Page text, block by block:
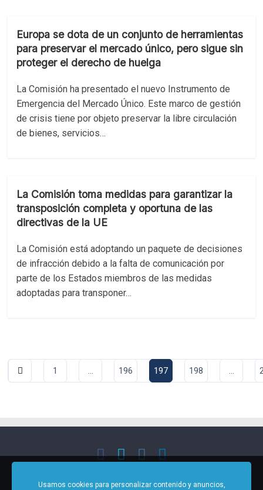
Europa se dota de un conjunto de herramientas
para preservar el mercado único, pero sigue sin
proteger el derecho de huelga
La Comisión ha presentado el nuevo Instrumento de
Emergencia del Mercado Único. Este marco de gestión
de crisis tiene por objeto preservar la libre circulación
de bienes, servicios…
La Comisión toma medidas para garantizar la
transposición completa y oportuna de las
directivas de la UE
La Comisión está adoptando un paquete de decisiones
de infracción debido a la falta de comunicación por
parte de los Estados miembros de las medidas
adoptadas para transponer…
Paginación
de
1 … 196 197 198 …
derechos reservados
Usamos cookies para personalizar contenido y anuncios,